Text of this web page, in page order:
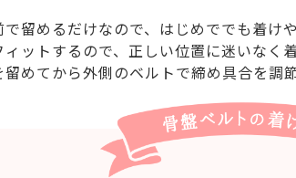
留めるだけなので、はじめででも着けや
ットするので、正しい位置に迷いなく
めてから外側のベルトで締め具合を調